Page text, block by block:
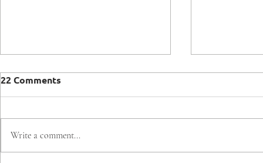
República,
22 Comments
Write a comment...